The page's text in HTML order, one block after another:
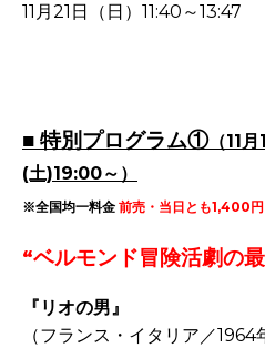
11月21日（日）11:40～13:47
■ 特別プログラム①（11
(土)19:00～）
※全国均一料金 前売・当日とも1,400円
“ベルモンド冒険活劇の
『リオの男』
（フランス・イタリア／1964